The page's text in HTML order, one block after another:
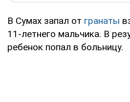
В Сумах запал от гранаты
11-летнего мальчика. В
ребенок попал в больницу.